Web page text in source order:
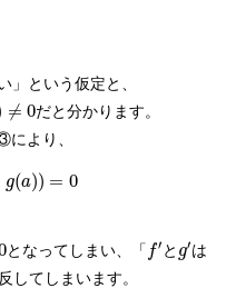
」という仮定と、
≠ 0
0
だと分かります。
より、
g(a)) = 0
a ))=
となってしまい、「 f′
′ と g′′は
してしまいます。